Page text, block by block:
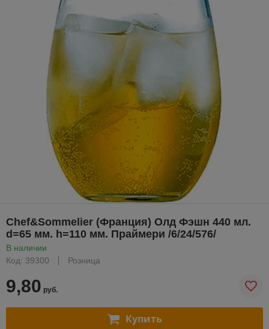
Chef&Sommelier (Франция) Олд Фэшн 440 мл.
d=65 мм. h=110 мм. Праймери /6/24/576/
В наличии
Код: 39300
Розница
9,80 руб.
Купить